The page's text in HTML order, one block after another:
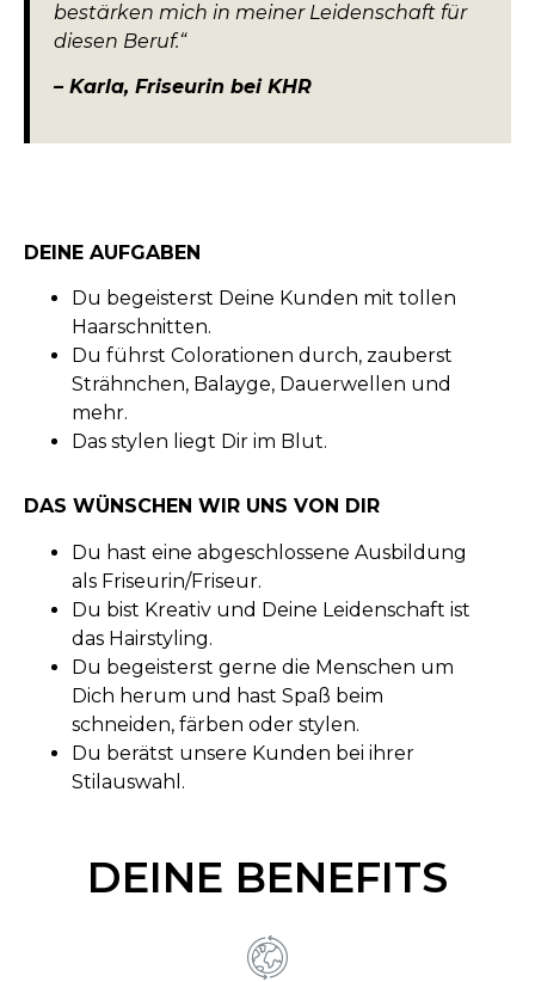
bestärken mich in meiner Leidenschaft für
diesen Beruf.“
– Karla, Friseurin bei KHR
DEINE AUFGABEN
Du begeisterst Deine Kunden mit tollen
Haarschnitten.
Du führst Colorationen durch, zauberst
Strähnchen, Balayge, Dauerwellen und
mehr.
Das stylen liegt Dir im Blut.
DAS WÜNSCHEN WIR UNS VON DIR
Du hast eine abgeschlossene Ausbildung
als Friseurin/Friseur.
Du bist Kreativ und Deine Leidenschaft ist
das Hairstyling.
Du begeisterst gerne die Menschen um
Dich herum und hast Spaß beim
schneiden, färben oder stylen.
Du berätst unsere Kunden bei ihrer
Stilauswahl.
DEINE BENEFITS